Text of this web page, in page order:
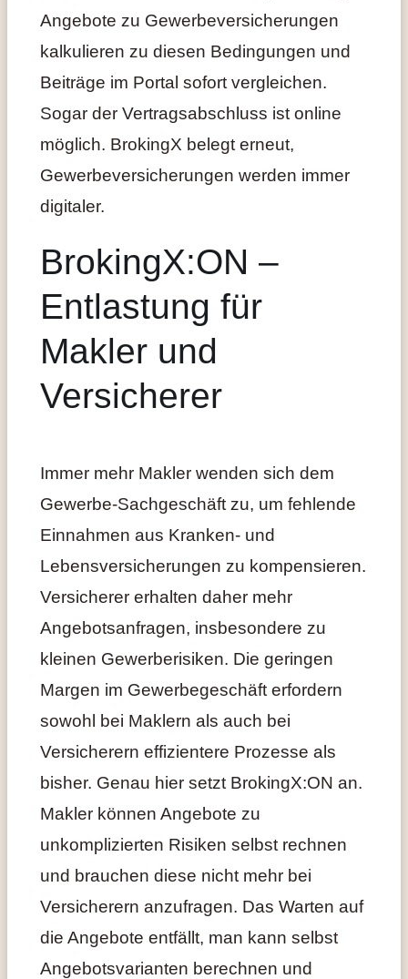
Angebote zu Gewerbeversicherungen
kalkulieren zu diesen Bedingungen und
Beiträge im Portal sofort vergleichen.
Sogar der Vertragsabschluss ist online
möglich. BrokingX belegt erneut,
Gewerbeversicherungen werden immer
digitaler.
BrokingX:ON –
Entlastung für
Makler und
Versicherer
Immer mehr Makler wenden sich dem
Gewerbe-Sachgeschäft zu, um fehlende
Einnahmen aus Kranken- und
Lebensversicherungen zu kompensieren.
Versicherer erhalten daher mehr
Angebotsanfragen, insbesondere zu
kleinen Gewerberisiken. Die geringen
Margen im Gewerbegeschäft erfordern
sowohl bei Maklern als auch bei
Versicherern effizientere Prozesse als
bisher. Genau hier setzt BrokingX:ON an.
Makler können Angebote zu
unkomplizierten Risiken selbst rechnen
und brauchen diese nicht mehr bei
Versicherern anzufragen. Das Warten auf
die Angebote entfällt, man kann selbst
Angebotsvarianten berechnen und